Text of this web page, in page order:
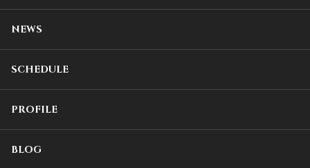
NEWS
SCHEDULE
PROFILE
BLOG